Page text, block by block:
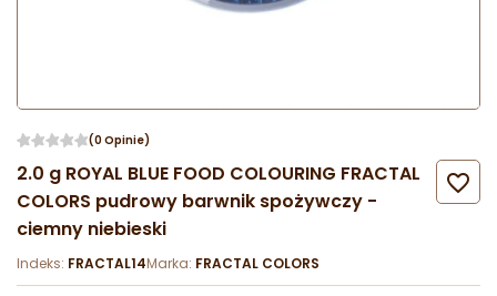
(0 Opinie)
2.0 g ROYAL BLUE FOOD COLOURING FRACTAL
COLORS pudrowy barwnik spożywczy -
ciemny niebieski

Indeks: FRACTAL14Marka: FRACTAL COLORS